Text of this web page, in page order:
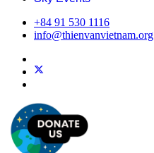
+84 91 530 1116
info@thienvanvietnam.org